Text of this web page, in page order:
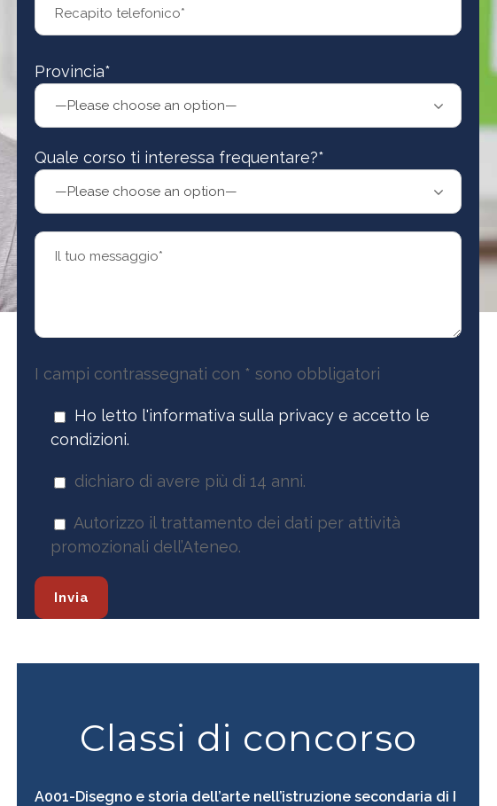
Provincia*
Quale corso ti interessa frequentare?*
I campi contrassegnati con * sono obbligatori
Ho letto l'informativa sulla privacy e accetto le
condizioni.
dichiaro di avere più di 14 anni.
Autorizzo il trattamento dei dati per attività
promozionali dell’Ateneo.
Classi di concorso
A001-Disegno e storia dell’arte nell’istruzione secondaria di I